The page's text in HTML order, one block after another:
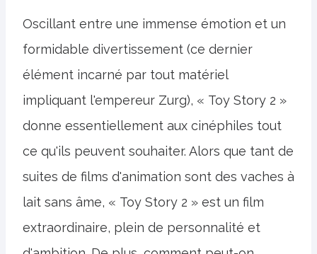
Oscillant entre une immense émotion et un
formidable divertissement (ce dernier
élément incarné par tout matériel
impliquant l'empereur Zurg), « Toy Story 2 »
donne essentiellement aux cinéphiles tout
ce qu'ils peuvent souhaiter. Alors que tant de
suites de films d'animation sont des vaches à
lait sans âme, « Toy Story 2 » est un film
extraordinaire, plein de personnalité et